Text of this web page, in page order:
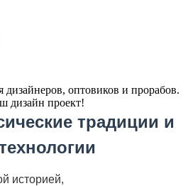
оптовиков и прорабов.
дизайн проект!
традиции и
историей,